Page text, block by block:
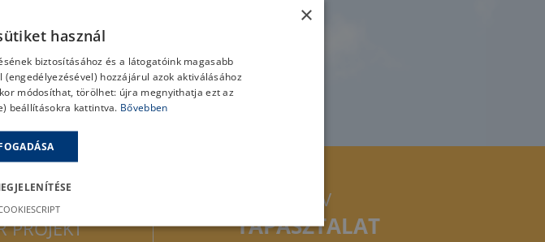
TOVÁBB
PROJEKT
30 ÉV
TAPASZTALAT
×
használ
biztosításához és a látogatóink magasabb
hozzájárul azok aktiválásához
módosíthat, törölhet: újra megnyithatja ezt az
beállításokra kattintva. Bővebben